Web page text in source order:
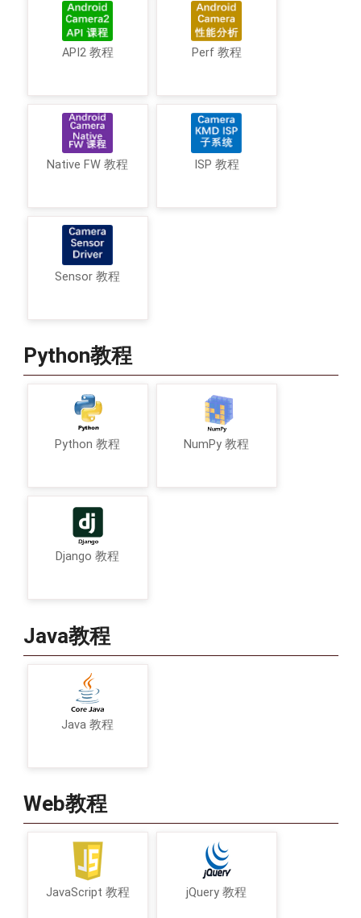
API2 教程 Perf 教程
Native FW 教程 ISP 教程
Sensor 教程
Python教程
Python 教程 NumPy 教程
Django 教程
Java教程
Java 教程
Web教程
JavaScript 教程 jQuery 教程